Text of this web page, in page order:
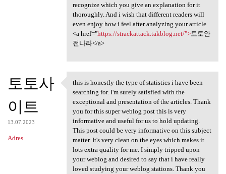
recognize which you give an explanation for it
thoroughly. And i wish that different readers will
even enjoy how i feel after analyzing your article
<a href="https://strackattack.takblog.net/">토토안
전나라</a>
토토사
이트
13.07.2023
Adres
this is honestly the type of
this is honestly the type of statistics i have been
searching for. I'm surely satisfied with the
exceptional and presentation of the articles. Thank
you for this super weblog post this is very
informative and useful for us to hold updating.
This post could be very informative on this subject
matter. It's very clean on the eyes which makes it
lots extra quality for me. I simply tripped upon
your weblog and desired to say that i have really
loved studying your weblog stations. Thank you